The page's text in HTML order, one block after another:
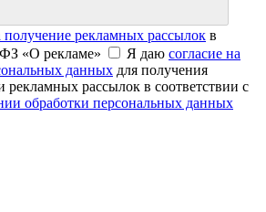
получение рекламных рассылок в
«О рекламе»
Я даю согласие на
данных для получения
рассылок в соответствии с
обработки персональных данных